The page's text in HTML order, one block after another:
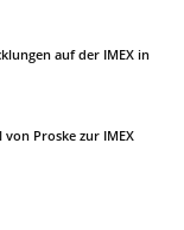
auf der IMEX in
von Proske zur IMEX